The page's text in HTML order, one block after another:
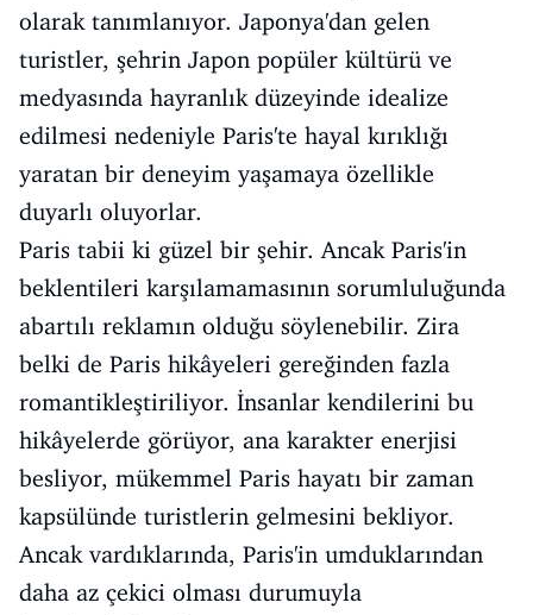
olarak tanımlanıyor. Japonya'dan gelen
turistler, şehrin Japon popüler kültürü ve
medyasında hayranlık düzeyinde idealize
edilmesi nedeniyle Paris'te hayal kırıklığı
yaratan bir deneyim yaşamaya özellikle
duyarlı oluyorlar.
Paris tabii ki güzel bir şehir. Ancak Paris'in
beklentileri karşılamamasının sorumluluğunda
abartılı reklamın olduğu söylenebilir. Zira
belki de Paris hikâyeleri gereğinden fazla
romantikleştiriliyor. İnsanlar kendilerini bu
hikâyelerde görüyor, ana karakter enerjisi
besliyor, mükemmel Paris hayatı bir zaman
kapsülünde turistlerin gelmesini bekliyor.
Ancak vardıklarında, Paris'in umduklarından
daha az çekici olması durumuyla